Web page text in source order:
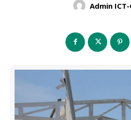
Admin